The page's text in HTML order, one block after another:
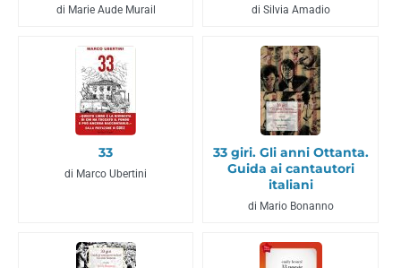
di Marie Aude Murail di Silvia Amadio
33
di Marco Ubertini
33 giri. Gli anni Ottanta.
Guida ai cantautori
italiani
di Mario Bonanno